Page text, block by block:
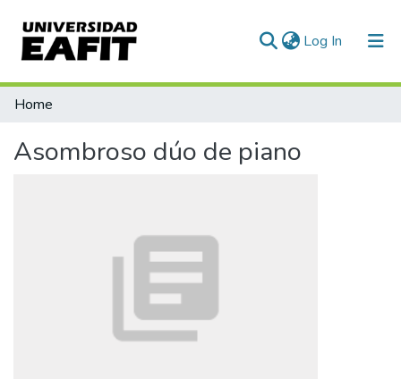
Log In (current)
Communities & Collections
Home
Asombroso dúo de piano